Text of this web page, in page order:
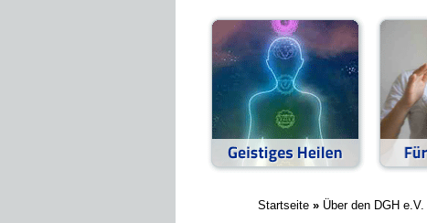
Startseite » Über den DGH e.V.